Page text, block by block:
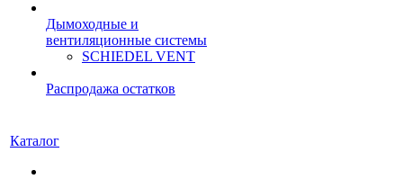
Дымоходные и
вентиляционные системы
SCHIEDEL VENT
Распродажа остатков
Каталог